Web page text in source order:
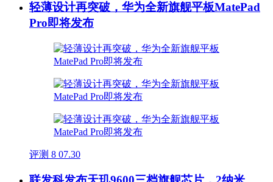
轻薄设计再突破，华为全新旗舰平板MatePad
Pro即将发布
评测 8 07.30